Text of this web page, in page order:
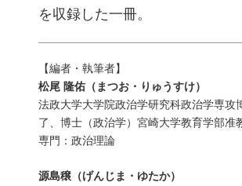
を収録した一冊。
【編者・執筆者】
松尾 隆佑（まつお・りゅうすけ）
法政大学大学院政治学研究科政治学専攻
了、博士（政治学）宮崎大学教育学部准
専門：政治理論
源島穣（げんじま・ゆたか）